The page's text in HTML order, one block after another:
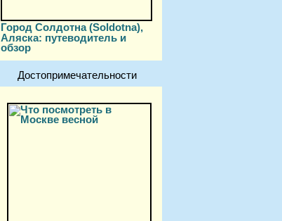
Город Солдотна (Soldotna),
Аляска: путеводитель и
обзор
Достопримечательности